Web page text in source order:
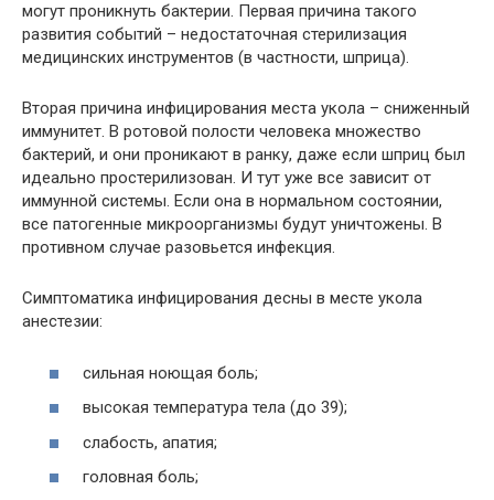
могут проникнуть бактерии. Первая причина такого
развития событий – недостаточная стерилизация
медицинских инструментов (в частности, шприца).
Вторая причина инфицирования места укола – сниженный
иммунитет. В ротовой полости человека множество
бактерий, и они проникают в ранку, даже если шприц был
идеально простерилизован. И тут уже все зависит от
иммунной системы. Если она в нормальном состоянии,
все патогенные микроорганизмы будут уничтожены. В
противном случае разовьется инфекция.
Симптоматика инфицирования десны в месте укола
анестезии:
сильная ноющая боль;
высокая температура тела (до 39);
слабость, апатия;
головная боль;